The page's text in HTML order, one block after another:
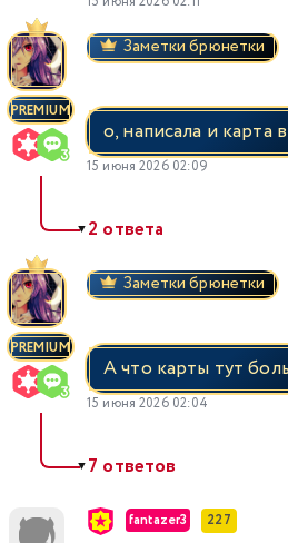
PREMIUM
Заметки брюнетки
о, написала и карта
15 июня 2026 02:09
▼2 ответа
PREMIUM
Заметки брюнетки
А что карты тут
15 июня 2026 02:04
▼7 ответов
fantazer3 227